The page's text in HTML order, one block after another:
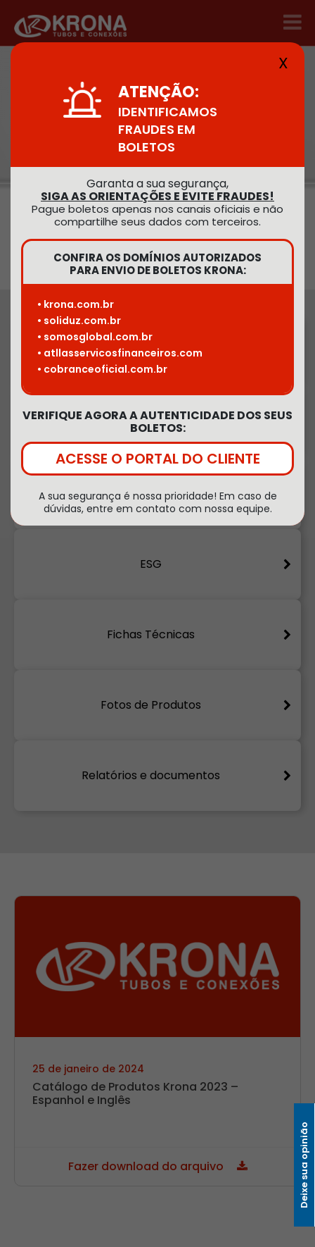
DOWNLOADS
Downloads
Busca OK
Arquivos institucionais
Atestados de Qualidade
Catálogos e Folders
ESG
Fichas Técnicas
Fotos de Produtos
Relatórios e documentos
25 de janeiro de 2024
Catálogo de Produtos Krona 2023 –
Espanhol e Inglês
Fazer download do arquivo
X
ATENÇÃO:
IDENTIFICAMOS
FRAUDES EM
BOLETOS
Garanta a sua segurança,
SIGA AS ORIENTAÇÕES E EVITE FRAUDES!
Pague boletos apenas nos canais oficiais e não
compartilhe seus dados com terceiros.
CONFIRA OS DOMÍNIOS AUTORIZADOS
PARA ENVIO DE BOLETOS KRONA:
• krona.com.br
• soliduz.com.br
• somosglobal.com.br
• atllasservicosfinanceiros.com
• cobranceoficial.com.br
VERIFIQUE AGORA A AUTENTICIDADE DOS SEUS
BOLETOS:
ACESSE O PORTAL DO CLIENTE
A sua segurança é nossa prioridade! Em caso de
dúvidas, entre em contato com nossa equipe.
Deixe sua opinião